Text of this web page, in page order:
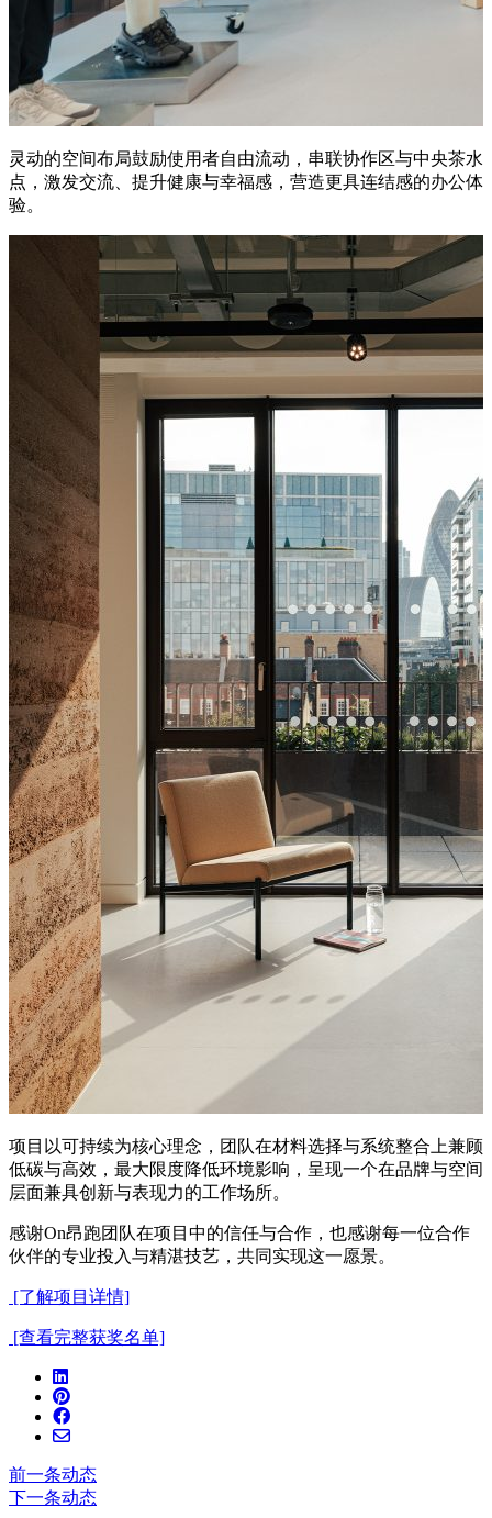
灵动的空间布局鼓励使用者自由流动，串联协作区与中央茶水
点，激发交流、提升健康与幸福感，营造更具连结感的办公体
验。
项目以可持续为核心理念，团队在材料选择与系统整合上兼顾
低碳与高效，最大限度降低环境影响，呈现一个在品牌与空间
层面兼具创新与表现力的工作场所。
感谢On昂跑团队在项目中的信任与合作，也感谢每一位合作
伙伴的专业投入与精湛技艺，共同实现这一愿景。
[了解项目详情]
[查看完整获奖名单]
前一条动态
下一条动态